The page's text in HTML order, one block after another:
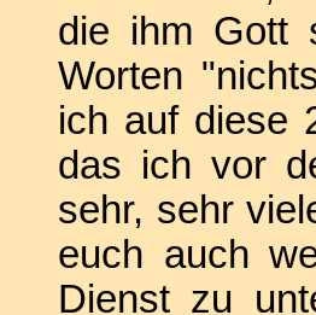
die ihm Gott
Worten
ich auf diese
das ich vor
sehr, sehr
euch auch
Dienst zu